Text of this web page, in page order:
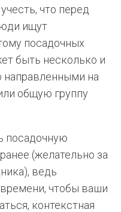
что перед
ищут
посадочных
быть несколько и
направленными на
общую группу
посадочную
(желательно за
ведь
чтобы ваши
контекстная